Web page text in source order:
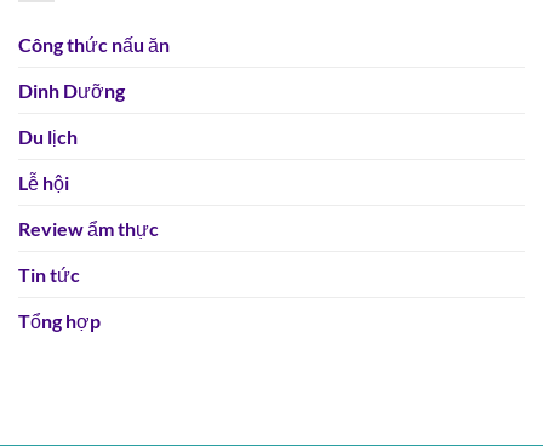
Công thức nấu ăn
Dinh Dưỡng
Du lịch
Lễ hội
Review ẩm thực
Tin tức
Tổng hợp